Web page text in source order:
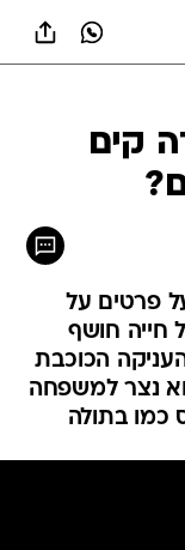
קים
פרטים על
חייה חושף
הכוכבת
גם הוא נצר למשפחה
כמו בתולה